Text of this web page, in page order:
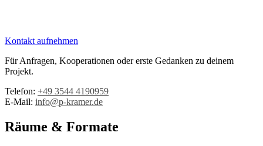
Kontakt aufnehmen
Für Anfragen, Kooperationen oder erste Gedanken zu deinem
Projekt.
Telefon: +49 3544 4190959‬
E-Mail: info@p-kramer.de
Räume & Formate